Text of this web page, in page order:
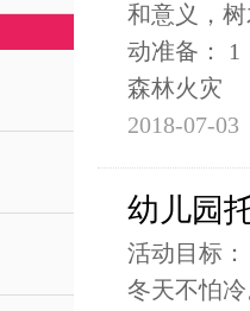
和意义，
动准备： 1
森林火灾
2018-07-03
幼儿园
活动目标
冬天不怕